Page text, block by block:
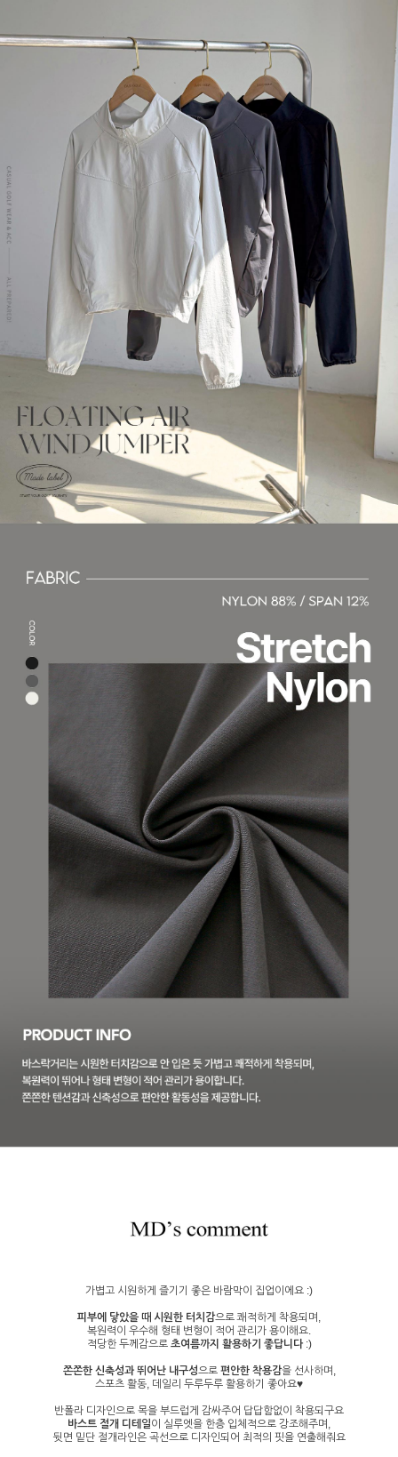
가볍고 시원하게 즐기기 좋은 바람막이 집업이에요 :)
피부에 닿았을 때 시원한 터치감으로 쾌적하게 착용되며,
복원력이 우수해 형태 변형이 적어 관리가 용이해요.
적당한 두께감으로 초여름까지 활용하기 좋답니다:)
쫀쫀한 신축성과 뛰어난 내구성으로 편안한 착용감을 선사하며,
스포츠 활동, 데일리 두루두루 활용하기 좋아요♥
반폴라 디자인으로 목을 부드럽게 감싸주어 답답함없이 착용되구요
바스트 절개 디테일이 실루엣을 한층 입체적으로 강조해주며,
뒷면 밑단 절개라인은 곡선으로 디자인되어 최적의 핏을 연출해줘요